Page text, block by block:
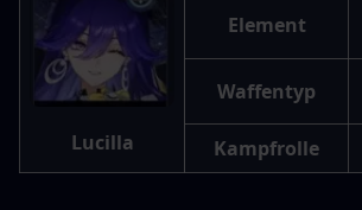
Lucilla
Element
Waffentyp
Kampfrolle